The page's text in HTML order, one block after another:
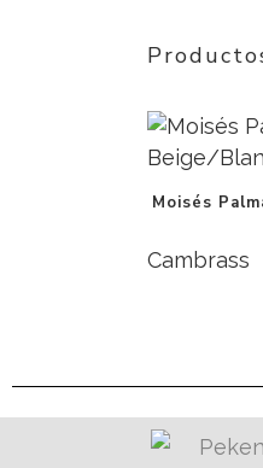
Moisés
Cambrass